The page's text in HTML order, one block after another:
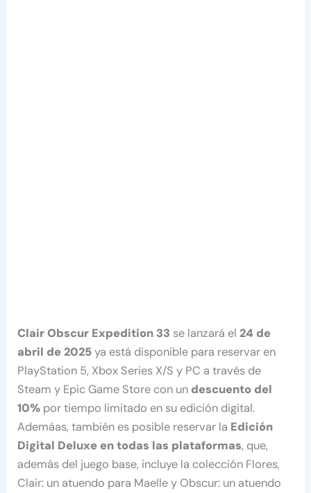
Clair Obscur Expedition 33 se lanzará el24 de
abril de 2025ya está disponible para reservar en
PlayStation 5, Xbox Series X/S y PC a través de
Steam y Epic Game Store con un descuento del
10% por tiempo limitado en su edición digital.
Ademáas, también es posible reservar la Edición
Digital Deluxe en todas las plataformas, que,
además del juego base, incluye la colección Flores,
Clair: un atuendo para Maelle y Obscur: un atuendo